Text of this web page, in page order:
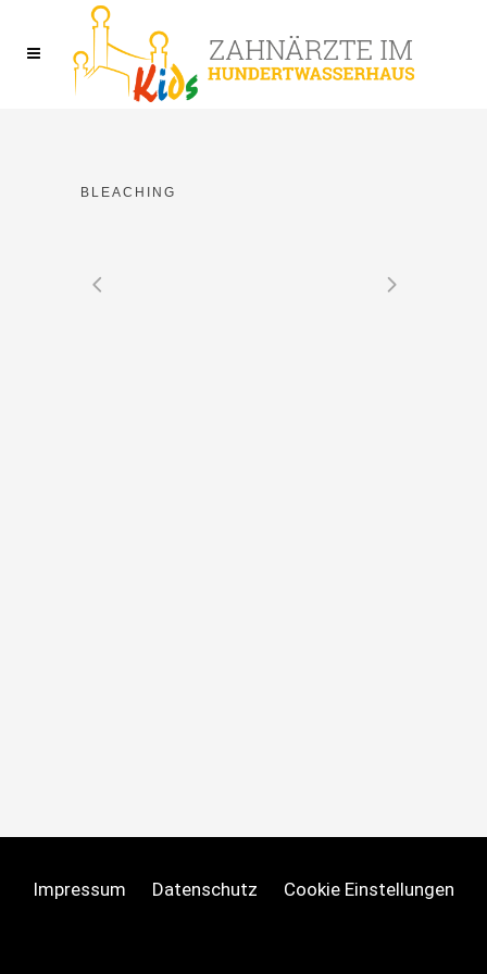
BLEACHING
Impressum Datenschutz Cookie Einstellungen